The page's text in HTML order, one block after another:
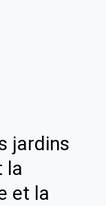
jardins
la
et la